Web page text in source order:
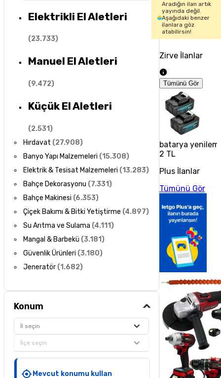
Elektrikli El Aletleri
(23.733)
Manuel El Aletleri
(9.472)
Küçük El Aletleri
(2.531)
Hırdavat (27.908)
Banyo Yapı Malzemeleri (15.308)
Elektrik & Tesisat Malzemeleri (13.283)
Bahçe Dekorasyonu (7.331)
Bahçe Makinesi (6.353)
Çiçek Bakımı & Bitki Yetiştirme (4.897)
Su Arıtma ve Sulama (4.111)
Mangal & Barbekü (3.181)
Güvenlik Ürünleri (3.180)
Jeneratör (1.682)
Konum
İl seçin
İlçe seçin
Mevcut konumu kullan
Aradığın ilan artık
yayında değil.
Aşağıdaki benzer
ilanlara göz
atabilirsin!
Zirve İlanlar
Tümünü Gör
batarya
2 TL
Plus İlanlar
Tümünü Gör